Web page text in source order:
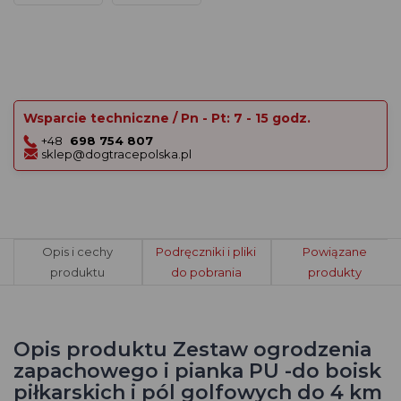
Wsparcie techniczne / Pn - Pt: 7 - 15 godz.
+48
698 754 807
sklep@dogtracepolska.pl
Opis i cechy
produktu
Podręczniki i pliki
do pobrania
Powiązane
produkty
Opis produktu Zestaw ogrodzenia
zapachowego i pianka PU -do boisk
piłkarskich i pól golfowych do 4 km